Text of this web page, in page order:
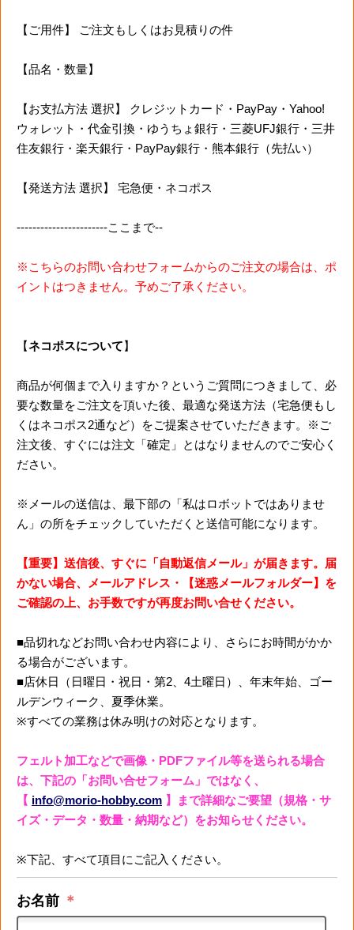
【ご用件】 ご注文もしくはお見積りの件
【品名・数量】
【お支払方法 選択】 クレジットカード・PayPay・Yahoo!
ウォレット・代金引換・ゆうちょ銀行・三菱UFJ銀行・三井
住友銀行・楽天銀行・PayPay銀行・熊本銀行（先払い）
【発送方法 選択】 宅急便・ネコポス
-----------------------ここまで--
※こちらのお問い合わせフォームからのご注文の場合は、ポ
イントはつきません。予めご了承ください。
【ネコポスについて】
商品が何個まで入りますか？というご質問につきまして、必
要な数量をご注文を頂いた後、最適な発送方法（宅急便もし
くはネコポス2通など）をご提案させていただきます。※ご
注文後、すぐには注文「確定」とはなりませんのでご安心く
ださい。
※メールの送信は、最下部の「私はロボットではありませ
ん」の所をチェックしていただくと送信可能になります。
【重要】送信後、すぐに「自動返信メール」が届きます。届
かない場合、メールアドレス・【迷惑メールフォルダー】を
ご確認の上、お手数ですが再度お問い合せください。
■品切れなどお問い合わせ内容により、さらにお時間がかか
る場合がございます。
■店休日（日曜日・祝日・第2、4土曜日）、年末年始、ゴー
ルデンウィーク、夏季休業。
※すべての業務は休み明けの対応となります。
フェルト加工などで画像・PDFファイル等を送られる場合
は、下記の「お問い合せフォーム」ではなく、
【 info@morio-hobby.com 】まで詳細なご要望（規格・サ
イズ・データ・数量・納期など）をお知らせください。
※下記、すべて項目にご記入ください。
お名前 ＊